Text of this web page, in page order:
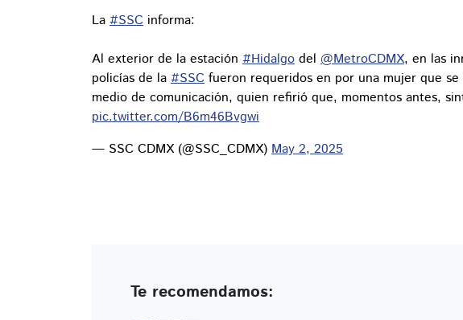
La #SSC informa:
Al exterior de la estación #Hidalgo del @MetroCDMX, en las
policías de la #SSC fueron requeridos en por una mujer que
medio de comunicación, quien refirió que, momentos antes,
pic.twitter.com/B6m46Bvgwi
— SSC CDMX (@SSC_CDMX) May 2, 2025
Te recomendamos: